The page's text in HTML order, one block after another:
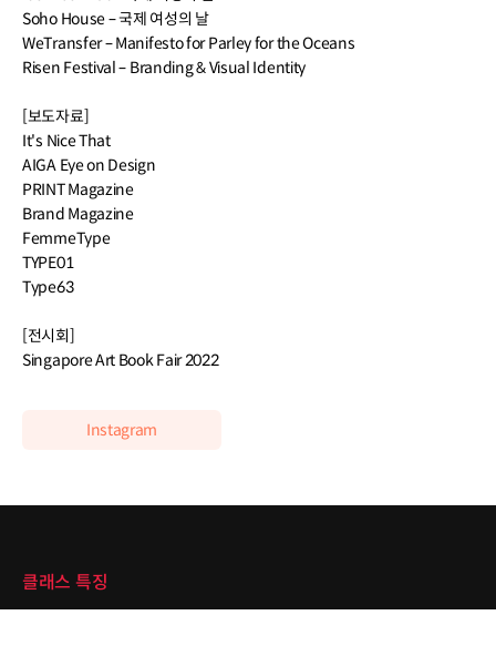
Soho House – 국제 여성의 날
WeTransfer – Manifesto for Parley for the Oceans
Risen Festival – Branding & Visual Identity
[보도자료]
It's Nice That
AIGA Eye on Design
PRINT Magazine
Brand Magazine
FemmeType
TYPE01
Type63
[전시회]
Singapore Art Book Fair 2022
Instagram
클래스 특징